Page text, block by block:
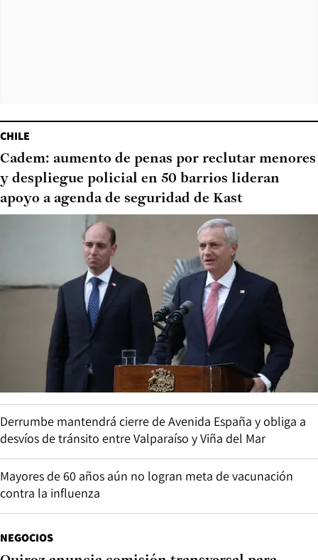
CHILE
Cadem: aumento de penas por reclutar menores
y despliegue policial en 50 barrios lideran
apoyo a agenda de seguridad de Kast
Derrumbe mantendrá cierre de Avenida España y obliga a
desvíos de tránsito entre Valparaíso y Viña del Mar
Mayores de 60 años aún no logran meta de vacunación
contra la influenza
NEGOCIOS